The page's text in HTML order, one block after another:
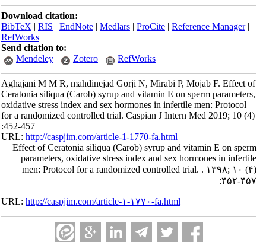
Download citation:
BibTeX|RIS|EndNote|Medlars|ProCite|Reference Manager
RefWorks
Send citation to:
Mendeley
Zotero RefWorks
Aghajani M M R, mahdinejad Gorji N, Mirabi P, Mojab F. Effect of
Ceratonia siliqua (Carob) syrup and vitamin E on sperm parameters,
oxidative stress index and sex hormones in infertile men: Protocol
for a randomized controlled trial. Caspian J Intern Med 2019; 10 (4)
:452-457
URL:http://caspjim.com/article-1-1770-fa.html
Effect of Ceratonia siliqua (Carob) syrup and vitamin E on sperm
parameters, oxidative stress index and sex hormones in infertile
men: Protocol for a randomized controlled trial. . ۱۳۹۸; ۱۰ (۴)
:۴۵۲-۴۵۷
URL:http://caspjim.com/article-۱-۱۷۷۰-fa.html